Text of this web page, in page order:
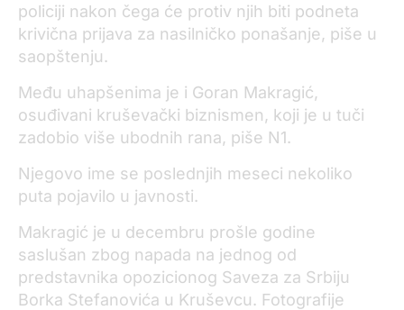
policiji nakon čega će protiv njih biti podneta
krivična prijava za nasilničko ponašanje, piše u
saopštenju.
Među uhapšenima je i Goran Makragić,
osuđivani kruševački biznismen, koji je u tuči
zadobio više ubodnih rana, piše N1.
Njegovo ime se poslednjih meseci nekoliko
puta pojavilo u javnosti.
Makragić je u decembru prošle godine
saslušan zbog napada na jednog od
predstavnika opozicionog Saveza za Srbiju
Borka Stefanovića u Kruševcu. Fotografije